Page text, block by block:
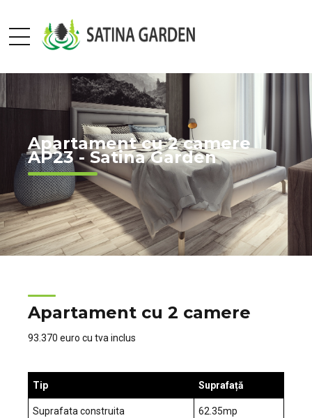
Apartament cu 2 camere
AP23 - Satina Garden
Apartament cu 2 camere
93.370 euro cu tva inclus
Tip Suprafață
Suprafata construita 62.35mp